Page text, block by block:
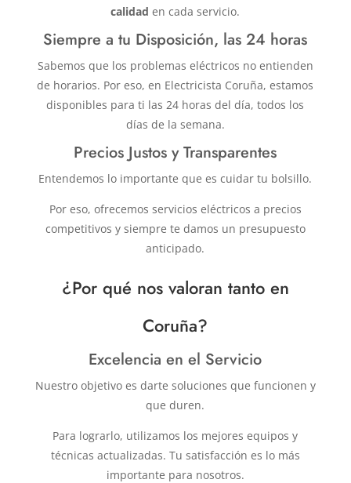
calidad en cada servicio.
Siempre a tu Disposición, las 24 horas
Sabemos que los problemas eléctricos no entienden
de horarios. Por eso, en Electricista Coruña, estamos
disponibles para ti las 24 horas del día, todos los
días de la semana.
Precios Justos y Transparentes
Entendemos lo importante que es cuidar tu bolsillo.
Por eso, ofrecemos servicios eléctricos a precios
competitivos y siempre te damos un presupuesto
anticipado.
¿Por qué nos valoran tanto en
Coruña?
Excelencia en el Servicio
Nuestro objetivo es darte soluciones que funcionen y
que duren.
Para lograrlo, utilizamos los mejores equipos y
técnicas actualizadas. Tu satisfacción es lo más
importante para nosotros.